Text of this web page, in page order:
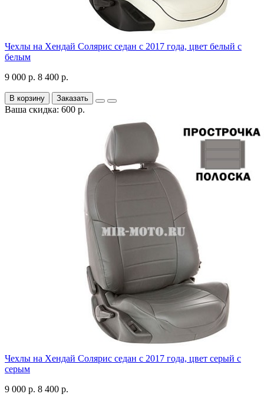
Чехлы на Хендай Солярис седан с 2017 года, цвет белый с
белым
9 000 р. 8 400 р.
В корзину Заказать
Ваша скидка: 600 р.
Чехлы на Хендай Солярис седан с 2017 года, цвет серый с
серым
9 000 р. 8 400 р.